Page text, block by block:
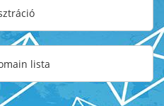
lista